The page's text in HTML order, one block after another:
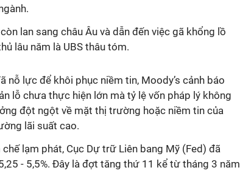
lan sang châu Âu và dẫn đến việc gã khổng lồ
lâu năm là UBS thâu tóm.
nỗ lực để khôi phục niềm tin, Moody’s cảnh báo
lỗ chưa thực hiện lớn mà tỷ lệ vốn pháp lý không
đột ngột về mặt thị trường hoặc niềm tin của
lãi suất cao.
lạm phát, Cục Dự trữ Liên bang Mỹ (Fed) đã
- 5,5%. Đây là đợt tăng thứ 11 kể từ tháng 3 năm